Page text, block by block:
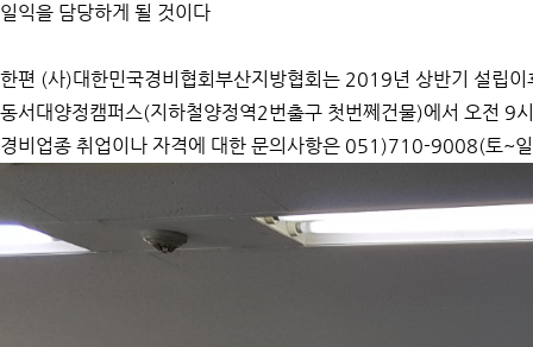
일익을 담당하게 될 것이다
한편 (사)대한민국경비협회부산지방협회는 2019년 상반기 설립
동서대양정캠퍼스(지하철양정역2번출구 첫번쩨건물)에서 오전
경비업종 취업이나 자격에 대한 문의사항은 051)710-9008(토~